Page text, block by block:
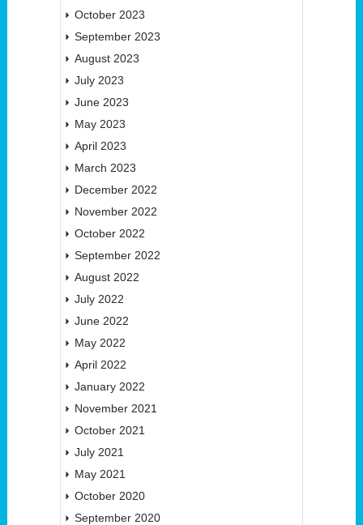
October 2023
September 2023
August 2023
July 2023
June 2023
May 2023
April 2023
March 2023
December 2022
November 2022
October 2022
September 2022
August 2022
July 2022
June 2022
May 2022
April 2022
January 2022
November 2021
October 2021
July 2021
May 2021
October 2020
September 2020